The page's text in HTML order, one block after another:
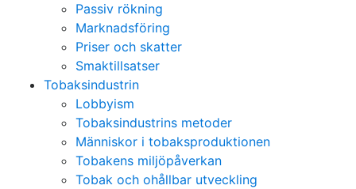
Passiv rökning
Marknadsföring
Priser och skatter
Smaktillsatser
Tobaksindustrin
Lobbyism
Tobaksindustrins metoder
Människor i tobaksproduktionen
Tobakens miljöpåverkan
Tobak och ohållbar utveckling